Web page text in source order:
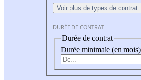
Voir plus de types de contrat
DURÉE DE CONTRAT
Durée de contrat
Durée minimale (en mois)